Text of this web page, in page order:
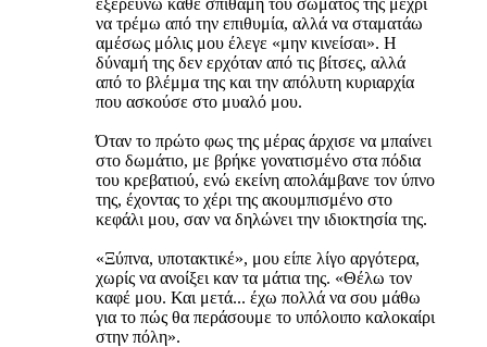
να τρέμω από την επιθυμία, αλλά να σταματάω
αμέσως μόλις μου έλεγε «μην κινείσαι». Η
δύναμή της δεν ερχόταν από τις βίτσες, αλλά
από το βλέμμα της και την απόλυτη κυριαρχία
που ασκούσε στο μυαλό μου.
Όταν το πρώτο φως της μέρας άρχισε να μπαίνει
στο δωμάτιο, με βρήκε γονατισμένο στα πόδια
του κρεβατιού, ενώ εκείνη απολάμβανε τον ύπνο
της, έχοντας το χέρι της ακουμπισμένο στο
κεφάλι μου, σαν να δηλώνει την ιδιοκτησία της.
«Ξύπνα, υποτακτικέ», μου είπε λίγο αργότερα,
χωρίς να ανοίξει καν τα μάτια της. «Θέλω τον
καφέ μου. Και μετά... έχω πολλά να σου μάθω
για το πώς θα περάσουμε το υπόλοιπο καλοκαίρι
στην πόλη».